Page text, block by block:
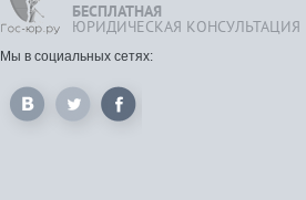
БЕСПЛАТНАЯ
ЮРИДИЧЕСКАЯ КОНСУЛЬТАЦИЯ
Мы в социальных сетях: